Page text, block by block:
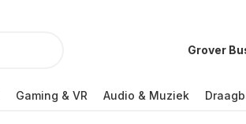
Grover
Gaming & VR Audio & Muziek